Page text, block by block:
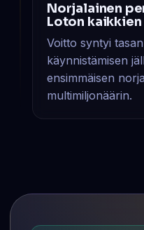
Norjalainen
Loton
Voitto syntyi
käynnistämisen
ensimmäisen
multimiljonäärin.